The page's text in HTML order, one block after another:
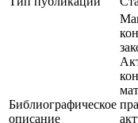
Библиографическое
описание